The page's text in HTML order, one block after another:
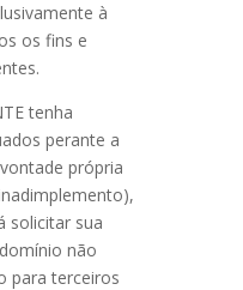
à
os fins e
tenha
perante a
própria
solicitar sua
não
para terceiros